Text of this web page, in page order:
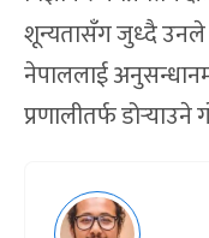
शून्यतासँग जुध्दै उनले
नेपाललाई
प्रणालीतर्फ